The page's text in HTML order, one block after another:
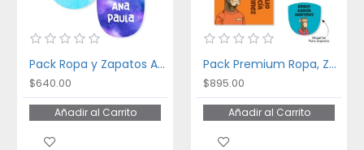
Pack Ropa y Zapatos Acuarela
$640.00
Añadir al Carrito
Pack Premium Ropa, Zapatos y Escuela Ape
$895.00
Añadir al Carrito